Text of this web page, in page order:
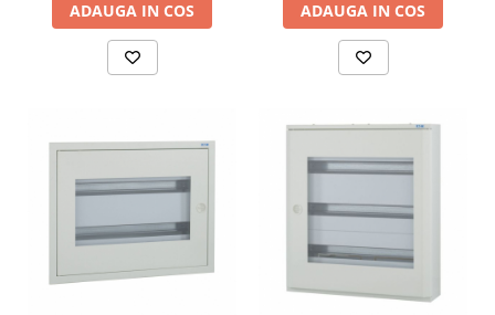
ADAUGA IN COS ADAUGA IN COS